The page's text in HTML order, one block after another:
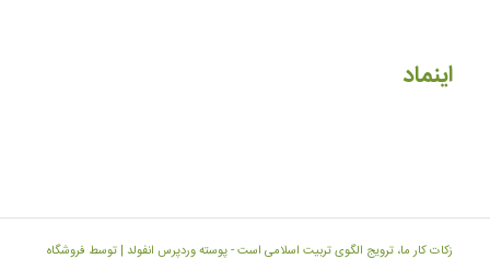
اینماد
زکات کار ما، ترویج الگوی تربیت اسلامی است -پوسته وردپرس انفولد | توسط فروشگاه